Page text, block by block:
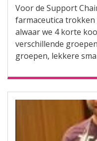
Voor de Support
farmaceutica
alwaar we 4 korte
verschillende
groepen, lekkere